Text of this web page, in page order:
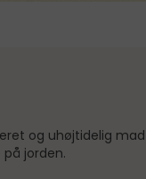
og uhøjtidelig
jorden.